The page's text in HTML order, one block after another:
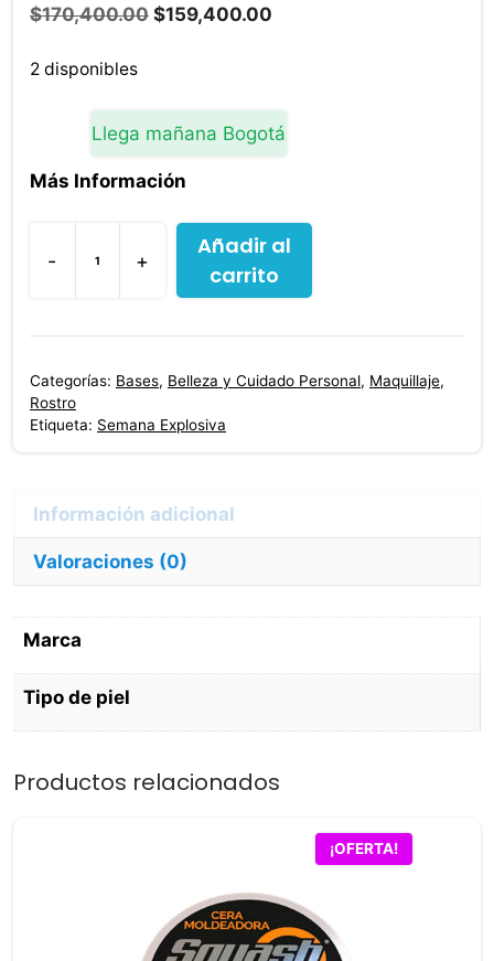
$170,400.00 El
$170,400.00.
$159,400.00
$159,400.00.
2 disponibles
Llega mañana Bogotá
Más Información
-
Sunaid
Polvo
Compacto
Clara
12
+
Añadir al
carrito
Categorías: Bases, Belleza y Cuidado Personal, Maquillaje,
Rostro
Etiqueta: Semana Explosiva
Valoraciones (0)
Marca
Tipo de piel
Productos relacionados
¡OFERTA!